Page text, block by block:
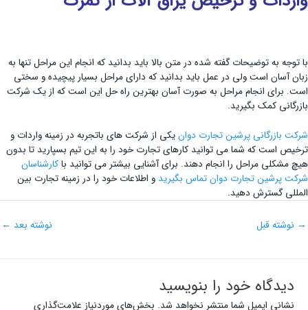
با توجه به توضیحات گفته شده در متن بالا باید بدانید که انجام این مراحل تنها به
زبان آسان است ولی در عمل باید بدانید که دارای مراحل بسیار پیچیده و سختی
است. برای انجام مراحل به صورت آسان بهترین راه حل این است که از یک شرکت
بازرگانی کمک بگیرید.
شرکت بازرگانی پرشین تجارت دوانیکی از شرکت های باتجربه در زمینه واردات و
ترخیص است که شما می توانید کارهای تجارت خود را به این تیم بسپارید تا بدون
هیچ مشکلی مراحل را انجام دهند. برای آشنایی بیشتر می توانید باکارشناسان
شرکت پرشین تجارت دوان تماس بگیرید و اطلاعات خود را در زمینه تجارت بین
المللی گسترش دهید.
→ نوشته قبل نوشته بعد ←
دیدگاه‌ خود را بنویسید
نشانی ایمیل شما منتشر نخواهد شد. بخش‌های موردنیاز علامت‌گذاری